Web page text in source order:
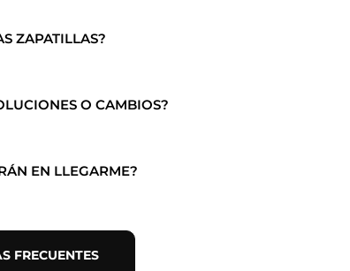
ZAPATILLAS?
O CAMBIOS?
EN LLEGARME?
FRECUENTES